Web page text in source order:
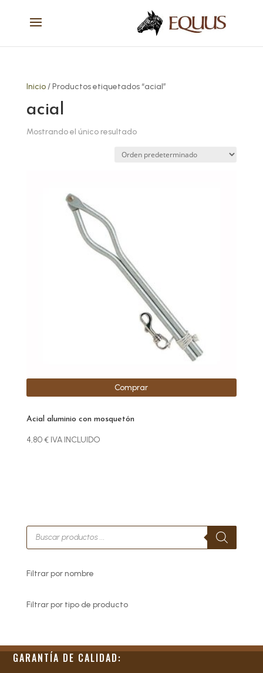
Inicio/ Productos etiquetados “acial”
acial
Mostrando el único resultado
Acial aluminio con mosquetón
4,80€ IVA INCLUIDO
Comprar
Búsqueda
productos
Filtrar por nombre
Filtrar por tipo de producto
GARANTÍA DE CALIDAD: